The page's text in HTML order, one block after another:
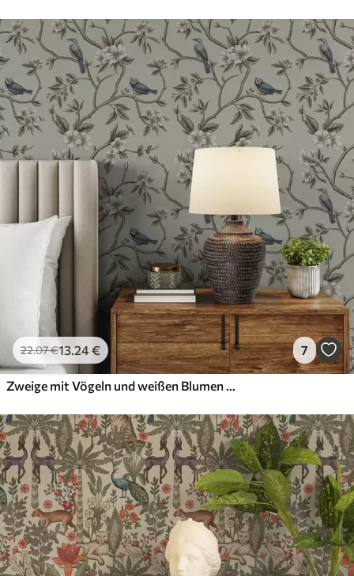
22.07€13.24€ 7
Zweige mit Vögeln und weißen Blumen auf einem zarten Hintergrund